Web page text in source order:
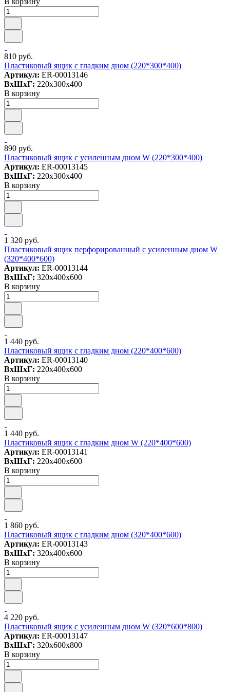
810 руб.
Пластиковый ящик с гладким дном (220*300*400)
Артикул: ER-00013146
ВxШxГ: 220x300x400
В корзину
890 руб.
Пластиковый ящик c усиленным дном W (220*300*400)
Артикул: ER-00013145
ВxШxГ: 220x300x400
В корзину
1 320 руб.
Пластиковый ящик перфорированный c усиленным дном W
(320*400*600)
Артикул: ER-00013144
ВxШxГ: 320x400x600
В корзину
1 440 руб.
Пластиковый ящик с гладким дном (220*400*600)
Артикул: ER-00013140
ВxШxГ: 220x400x600
В корзину
1 440 руб.
Пластиковый ящик с гладким дном W (220*400*600)
Артикул: ER-00013141
ВxШxГ: 220x400x600
В корзину
1 860 руб.
Пластиковый ящик с гладким дном (320*400*600)
Артикул: ER-00013143
ВxШxГ: 320x400x600
В корзину
4 220 руб.
Пластиковый ящик c усиленным дном W (320*600*800)
Артикул: ER-00013147
ВxШxГ: 320x600x800
В корзину